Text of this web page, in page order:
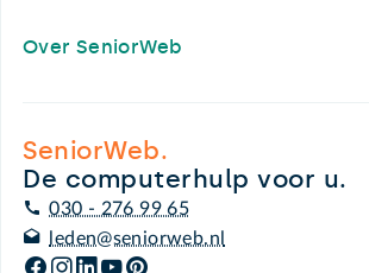
Over SeniorWeb
SeniorWeb.
De computerhulp voor u.
030 - 276 99 65
leden@seniorweb.nl